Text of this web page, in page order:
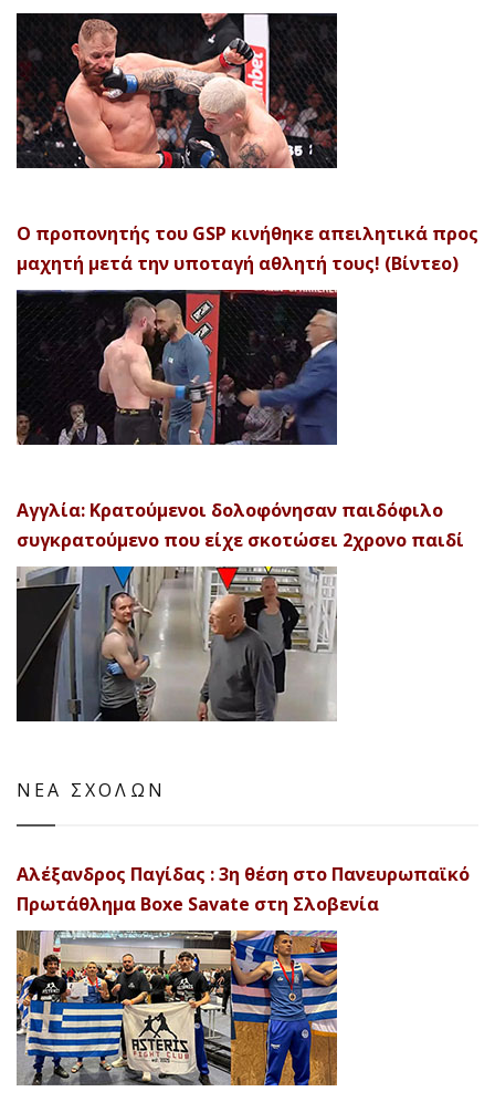
Ο προπονητής του GSP κινήθηκε απειλητικά προς
μαχητή μετά την υποταγή αθλητή τους! (Βίντεο)
Αγγλία: Κρατούμενοι δολοφόνησαν παιδόφιλο
συγκρατούμενο που είχε σκοτώσει 2χρονο παιδί
ΝΕΑ ΣΧΟΛΩΝ
Αλέξανδρος Παγίδας : 3η θέση στο Πανευρωπαϊκό
Πρωτάθλημα Boxe Savate στη Σλοβενία